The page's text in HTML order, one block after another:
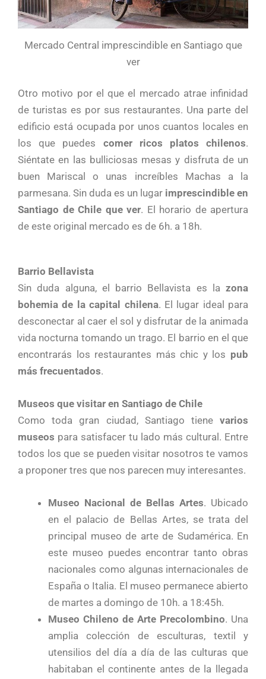
Mercado Central imprescindible en Santiago que
ver
Otro motivo por el que el mercado atrae infinidad
de turistas es por sus restaurantes. Una parte del
edificio está ocupada por unos cuantos locales en
los que puedes comer ricos platos chilenos.
Siéntate en las bulliciosas mesas y disfruta de un
buen Mariscal o unas increíbles Machas a la
parmesana. Sin duda es un lugar imprescindible en
Santiago de Chile que ver. El horario de apertura
de este original mercado es de 6h. a 18h.
Barrio Bellavista
Sin duda alguna, el barrio Bellavista es la zona
bohemia de la capital chilena. El lugar ideal para
desconectar al caer el sol y disfrutar de la animada
vida nocturna tomando un trago. El barrio en el que
encontrarás los restaurantes más chic y los pub
más frecuentados.
Museos que visitar en Santiago de Chile
Como toda gran ciudad, Santiago tiene varios
museos para satisfacer tu lado más cultural. Entre
todos los que se pueden visitar nosotros te vamos
a proponer tres que nos parecen muy interesantes.
Museo Nacional de Bellas Artes. Ubicado
en el palacio de Bellas Artes, se trata del
principal museo de arte de Sudamérica. En
este museo puedes encontrar tanto obras
nacionales como algunas internacionales de
España o Italia. El museo permanece abierto
de martes a domingo de 10h. a 18:45h.
Museo Chileno de Arte Precolombino. Una
amplia colección de esculturas, textil y
utensilios del día a día de las culturas que
habitaban el continente antes de la llegada